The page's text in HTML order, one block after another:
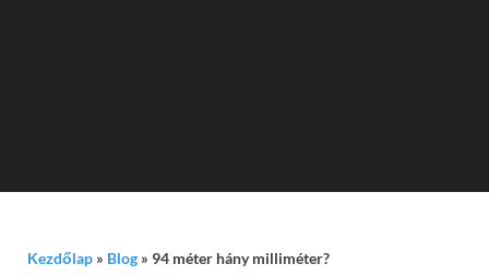
Kezdőlap » Blog » 94 méter hány milliméter?